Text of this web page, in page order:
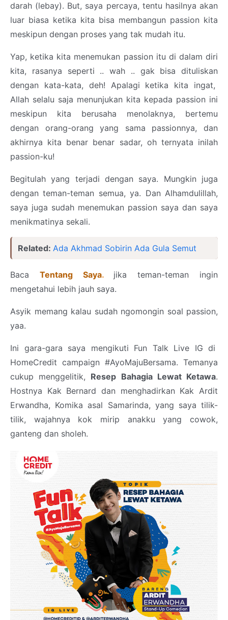
darah (lebay). But, saya percaya, tentu hasilnya akan
luar biasa ketika kita bisa membangun passion kita
meskipun dengan proses yang tak mudah itu.
Yap, ketika kita menemukan passion itu di dalam diri
kita, rasanya seperti .. wah .. gak bisa dituliskan
dengan kata-kata, deh! Apalagi ketika kita ingat,
Allah selalu saja menunjukan kita kepada passion ini
meskipun kita berusaha menolaknya, bertemu
dengan orang-orang yang sama passionnya, dan
akhirnya kita benar benar sadar, oh ternyata inilah
passion-ku!
Begitulah yang terjadi dengan saya. Mungkin juga
dengan teman-teman semua, ya. Dan Alhamdulillah,
saya juga sudah menemukan passion saya dan saya
menikmatinya sekali.
Related: Ada Akhmad Sobirin Ada Gula Semut
Baca Tentang Saya. jika teman-teman ingin
mengetahui lebih jauh saya.
Asyik memang kalau sudah ngomongin soal passion,
yaa.
Ini gara-gara saya mengikuti Fun Talk Live IG di
HomeCredit campaign #AyoMajuBersama. Temanya
cukup menggelitik, Resep Bahagia Lewat Ketawa.
Hostnya Kak Bernard dan menghadirkan Kak Ardit
Erwandha, Komika asal Samarinda, yang saya tilik-
tilik, wajahnya kok mirip anakku yang cowok,
ganteng dan sholeh.